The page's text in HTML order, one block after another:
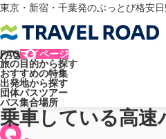
東京・新宿・千葉発のぶっとび格安
FAQマイページ
旅の目的から探す
おすすめの特集
出発地から探す
団体バスツアー
バス集合場所
トラベルロード
乗車している高速バスの到着が遅れ
乗車している高速